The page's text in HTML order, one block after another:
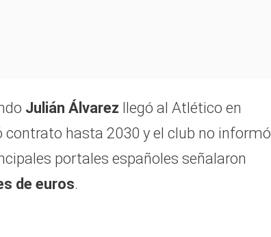
Julián Álvarez llegó al Atlético en
contrato hasta 2030 y el club no informó
portales españoles señalaron
de euros.